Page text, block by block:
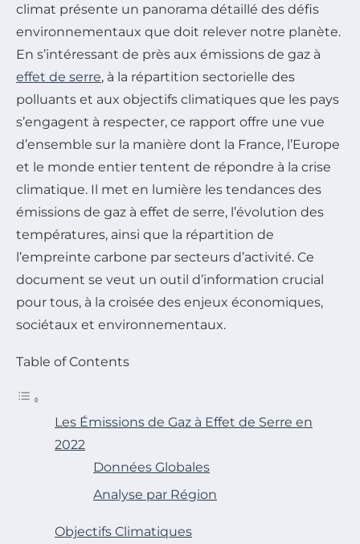
climat présente un panorama détaillé des défis
environnementaux que doit relever notre planète.
En s’intéressant de près aux émissions de gaz à
effet de serre, à la répartition sectorielle des
polluants et aux objectifs climatiques que les pays
s’engagent à respecter, ce rapport offre une vue
d’ensemble sur la manière dont la France, l’Europe
et le monde entier tentent de répondre à la crise
climatique. Il met en lumière les tendances des
émissions de gaz à effet de serre, l’évolution des
températures, ainsi que la répartition de
l’empreinte carbone par secteurs d’activité. Ce
document se veut un outil d’information crucial
pour tous, à la croisée des enjeux économiques,
sociétaux et environnementaux.
Table of Contents
Les Émissions de Gaz à Effet de Serre en
2022
Données Globales
Analyse par Région
Objectifs Climatiques